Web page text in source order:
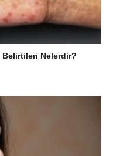
Belirtileri Nelerdir?